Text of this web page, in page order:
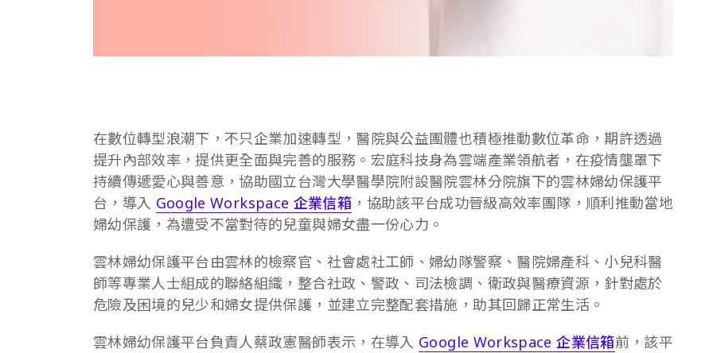
在數位轉型浪潮下，不只企業加速轉型，醫院與公益團體也積極推動數位革命，期許透過
提升內部效率，提供更全面與完善的服務。宏庭科技身為雲端產業領航者，在疫情壟罩下
持續傳遞愛心與善意，協助國立台灣大學醫學院附設醫院雲林分院旗下的雲林婦幼保護平
台，導入 Google Workspace 企業信箱 ，協助該平台成功晉級高效率團隊，順利推動當地
婦幼保護，為遭受不當對待的兒童與婦女盡一份心力。
雲林婦幼保護平台由雲林的檢察官、社會處社工師、婦幼隊警察、醫院婦產科、小兒科醫
師等專業人士組成的聯絡組織，整合社政、警政、司法檢調、衛政與醫療資源，針對處於
危險及困境的兒少和婦女提供保護，並建立完整配套措施，助其回歸正常生活。
雲林婦幼保護平台負責人蔡政憲醫師表示，在導入 Google Workspace 企業信箱前，該平